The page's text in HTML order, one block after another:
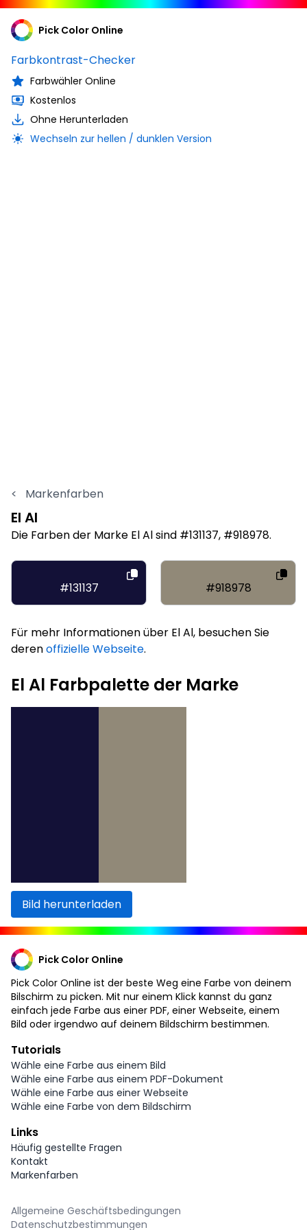
Pick Color Online
Farbkontrast-Checker
Farbwähler Online
Kostenlos
Ohne Herunterladen
Wechseln zur hellen / dunklen Version
< Markenfarben
El Al
Die Farben der Marke El Al sind #131137, #918978.
#131137 #918978
Für mehr Informationen über El Al, besuchen Sie
derenoffizielle Webseite.
El Al Farbpalette der Marke
Bild herunterladen
Pick Color Online
Pick Color Online ist der beste Weg eine Farbe von deinem
Bilschirm zu picken. Mit nur einem Klick kannst du ganz
einfach jede Farbe aus einer PDF, einer Webseite, einem
Bild oder irgendwo auf deinem Bildschirm bestimmen.
Tutorials
Wähle eine Farbe aus einem Bild
Wähle eine Farbe aus einem PDF-Dokument
Wähle eine Farbe aus einer Webseite
Wähle eine Farbe von dem Bildschirm
Links
Häufig gestellte Fragen
Kontakt
Markenfarben
Allgemeine Geschäftsbedingungen
Datenschutzbestimmungen